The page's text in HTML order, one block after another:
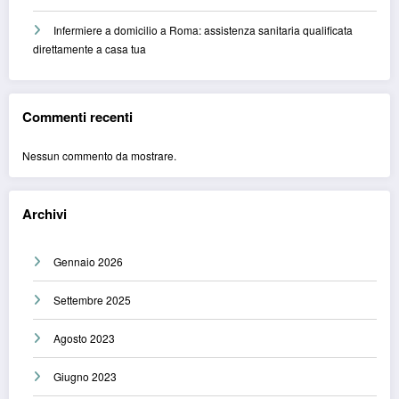
Infermiere a domicilio a Roma: assistenza sanitaria qualificata
direttamente a casa tua
Commenti recenti
Nessun commento da mostrare.
Archivi
Gennaio 2026
Settembre 2025
Agosto 2023
Giugno 2023